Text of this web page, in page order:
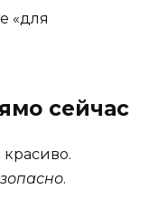
«для
сейчас
красиво.
.